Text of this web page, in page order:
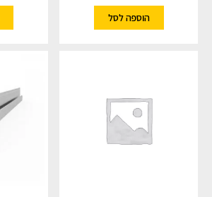
הוספה לסל